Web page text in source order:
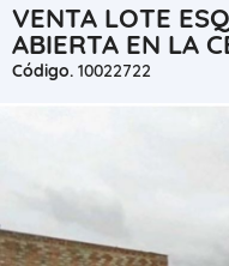
VENTA LOTE
ABIERTA EN LA
Código. 10022722